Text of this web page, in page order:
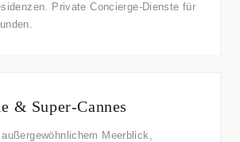
Private Concierge-Dienste für
& Super-Cannes
Meerblick,